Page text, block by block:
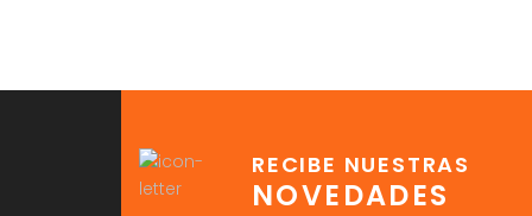
RECIBE NUESTRAS
NOVEDADES